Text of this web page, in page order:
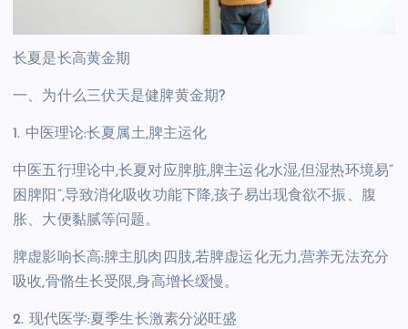
长夏是长高黄金期
一、为什么三伏天是健脾黄金期?
1. 中医理论:长夏属土,脾主运化
中医五行理论中,长夏对应脾脏,脾主运化水湿,但湿热环境易”
困脾阳”,导致消化吸收功能下降,孩子易出现食欲不振、腹
胀、大便黏腻等问题。
脾虚影响长高:脾主肌肉四肢,若脾虚运化无力,营养无法充分
吸收,骨骼生长受限,身高增长缓慢。
2. 现代医学:夏季生长激素分泌旺盛